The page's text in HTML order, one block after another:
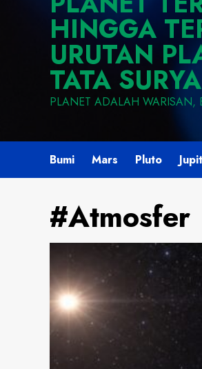
HINGGA
URUTAN
TATA SURYA
PLANET ADALAH WARISAN,
Bumi Mars Pluto
#Atmosfer